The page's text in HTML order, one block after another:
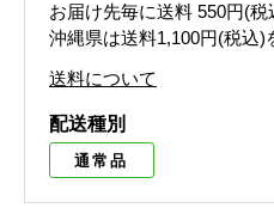
お届け先毎に送料 550円(税
沖縄県は送料1,100円(税込)
送料について
配送種別
通常品